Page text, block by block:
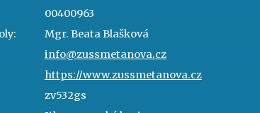
00400963
Mgr. Beata Blašková
info@zussmetanova.cz
https://www.zussmetanova.cz
zv532gs